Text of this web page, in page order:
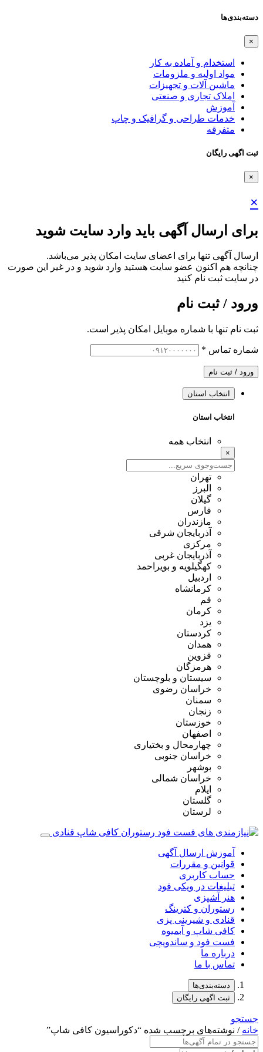
دسته‌بندی‌ها
×
استخدام و آماده به کار
مواد اولیه و ملزومات
ماشین آلات و تجهیزات
املاک تجاری و صنعتی
آموزش
خدمات طراحی و گرافیک و چاپ
متفرقه
ثبت اگهی رایگان
×
×
برای ارسال آگهی باید وارد سایت شوید
ارسال آگهی تنها برای اعضای سایت امکان پذیر می‌باشد.
چنانچه هم‌ اکنون عضو سایت هستید وارد شوید و در غیر این صورت
در سایت ثبت نام کنید
ورود / ثبت نام
ثبت نام تنها با شماره موبایل امکان پذیر است.
شماره تماس *
ورود / ثبت نام
انتخاب استان
انتخاب استان
انتخاب همه
×
تهران
البرز
گیلان
فارس
مازندران
آذربایجان شرقی
مرکزی
آذربایجان غربی
کهگیلویه و بویراحمد
اردبیل
کرمانشاه
قم
کرمان
یزد
کردستان
همدان
قزوین
هرمزگان
سیستان و بلوچستان
خراسان رضوی
سمنان
زنجان
خوزستان
اصفهان
چهارمحال و بختیاری
خراسان جنوبی
بوشهر
خراسان شمالی
ایلام
گلستان
لرستان
آموزش ارسال آگهی
قوانین و مقررات
حساب کاربری
تبلیغات در ویکی فود
هنر آشپزی
رستوران و کترینگ
قنادی و شیرینی پزی
کافی شاپ و آبمیوه
فست فود و ساندویچی
درباره ما
تماس با ما
دسته‌بندی‌ها
ثبت اگهی رایگان
جستجو
خانه / نوشته‌های برچسب شده “دکوراسیون کافی‌ شاپ”